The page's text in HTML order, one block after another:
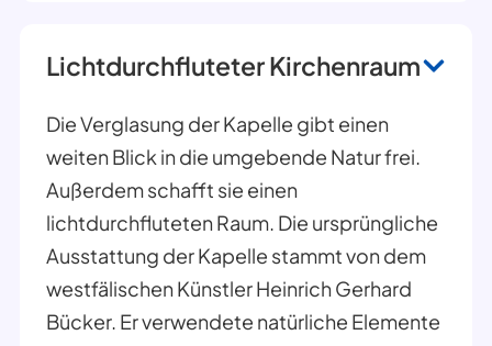
Lichtdurchfluteter Kirchenraum
Die Verglasung der Kapelle gibt einen
weiten Blick in die umgebende Natur frei.
Außerdem schafft sie einen
lichtdurchfluteten Raum. Die ursprüngliche
Ausstattung der Kapelle stammt von dem
westfälischen Künstler Heinrich Gerhard
Bücker. Er verwendete natürliche Elemente